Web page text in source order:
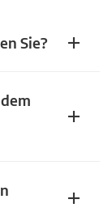
Sie?